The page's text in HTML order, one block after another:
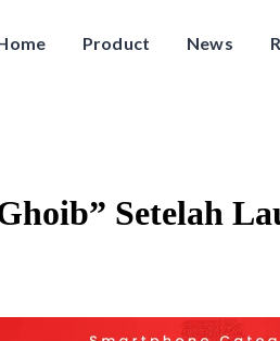
Product News
Setelah